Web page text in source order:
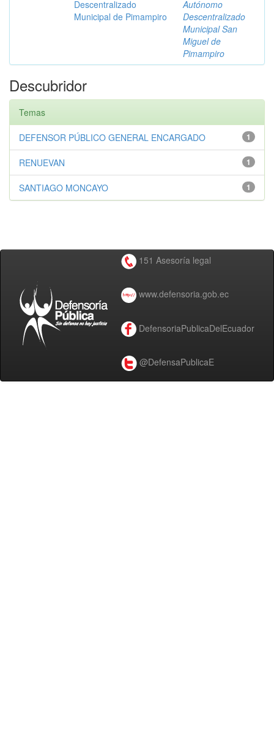
Descentralizado
Municipal de Pimampiro
Autónomo
Descentralizado
Municipal San
Miguel de
Pimampiro
Descubridor
Temas
1
DEFENSOR PÚBLICO GENERAL ENCARGADO
1
RENUEVAN
1
SANTIAGO MONCAYO
151 Asesoría legal
www.defensoria.gob.ec
DefensoriaPublicaDelEcuador
@DefensaPublicaE